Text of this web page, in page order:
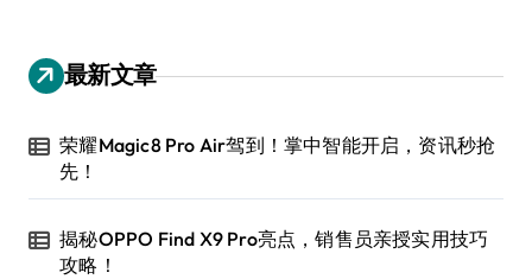
最新文章
荣耀Magic8 Pro Air驾到！掌中智能开启，资讯秒抢
先！
揭秘OPPO Find X9 Pro亮点，销售员亲授实用技巧
攻略！